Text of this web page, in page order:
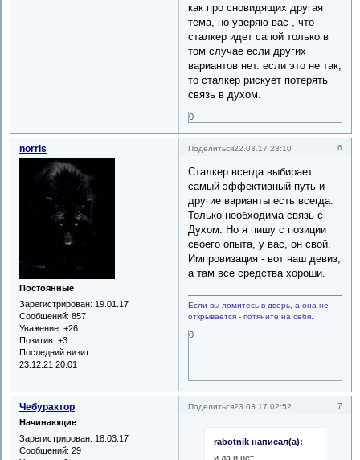
как про сновидящих другая
тема, но уверяю вас , что
сталкер идет сапой только в
том случае если других
вариантов нет. если это не так,
то сталкер рискует потерять
связь в духом.
0
Поделиться 6
22.03.17 23:10
norris
Постоянные
Зарегистрирован: 19.01.17
Сообщений: 857
Уважение: +26
Позитив: +3
Последний визит:
23.12.21 20:01
Сталкер всегда выбирает
самый эффективный путь и
другие варианты есть всегда.
Только необходима связь с
Духом. Но я пишу с позиции
своего опыта, у вас, он свой.
Импровизация - вот наш девиз,
а там все средства хороши.
Если вы ломитесь в дверь, а она не
открывается - потяните на себя.
0
Поделиться 7
23.03.17 02:52
Чебурактор
Начинающие
Зарегистрирован: 18.03.17
Сообщений: 29
rabotnik написал(а):
и да и нет.